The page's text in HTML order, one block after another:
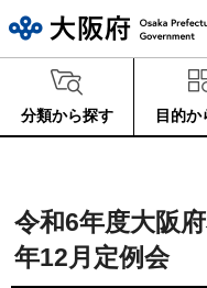
分類から探す 目的か
令和6年度大阪
年12月定例会